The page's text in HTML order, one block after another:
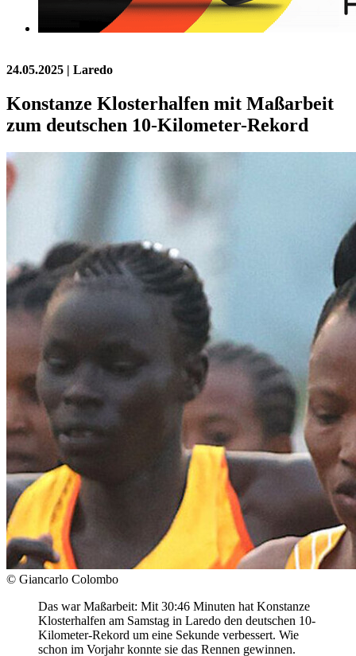
24.05.2025 | Laredo
Konstanze Klosterhalfen mit Maßarbeit
zum deutschen 10-Kilometer-Rekord
© Giancarlo Colombo
Das war Maßarbeit: Mit 30:46 Minuten hat Konstanze
Klosterhalfen am Samstag in Laredo den deutschen 10-
Kilometer-Rekord um eine Sekunde verbessert. Wie
schon im Vorjahr konnte sie das Rennen gewinnen.